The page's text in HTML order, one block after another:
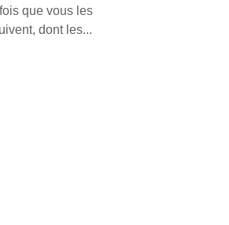
que vous les
dont les...